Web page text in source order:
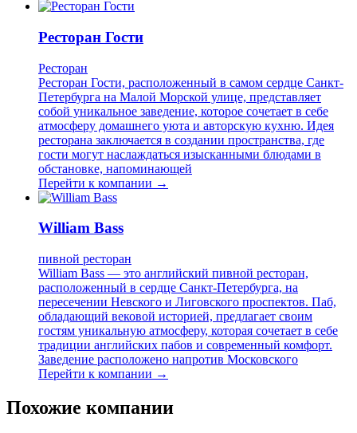
Ресторан Гости
Ресторан
Ресторан Гости, расположенный в самом сердце Санкт-
Петербурга на Малой Морской улице, представляет
собой уникальное заведение, которое сочетает в себе
атмосферу домашнего уюта и авторскую кухню. Идея
ресторана заключается в создании пространства, где
гости могут наслаждаться изысканными блюдами в
обстановке, напоминающей
Перейти к компании →
William Bass
пивной ресторан
William Bass — это английский пивной ресторан,
расположенный в сердце Санкт-Петербурга, на
пересечении Невского и Лиговского проспектов. Паб,
обладающий вековой историей, предлагает своим
гостям уникальную атмосферу, которая сочетает в себе
традиции английских пабов и современный комфорт.
Заведение расположено напротив Московского
Перейти к компании →
Похожие компании